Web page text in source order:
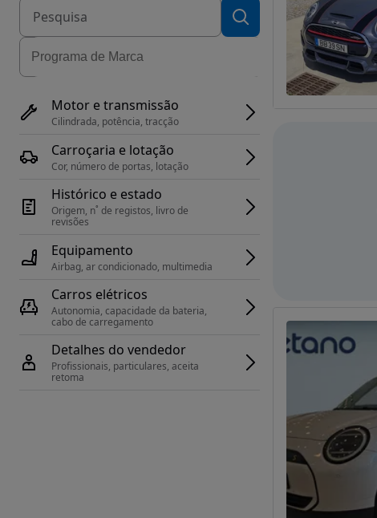
Motor e transmissão
Cilindrada, potência, tracção
Carroçaria e lotação
Cor, número de portas, lotação
Histórico e estado
Origem, n˚ de registos, livro de
revisões
Equipamento
Airbag, ar condicionado, multimedia
Carros elétricos
Autonomia, capacidade da bateria,
cabo de carregamento
Detalhes do vendedor
Profissionais, particulares, aceita
retoma